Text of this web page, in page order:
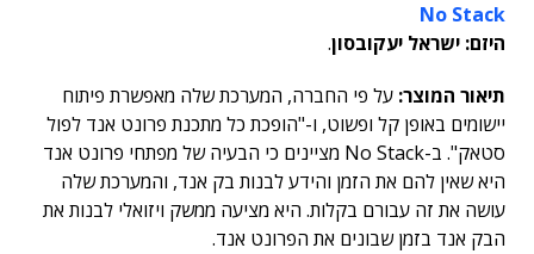
No Stack
היזם: ישראל יעקובסון.
תיאור המוצר: על פי החברה, המערכת שלה מאפשרת פיתוח
יישומים באופן קל ופשוט, ו-"הופכת כל מתכנת פרונט אנד לפול
סטאק". ב-No Stack מציינים כי הבעיה של מפתחי פרונט אנד
היא שאין להם את הזמן והידע לבנות בק אנד, והמערכת שלה
עושה את זה עבורם בקלות. היא מציעה ממשק ויזואלי לבנות את
הבק אנד בזמן שבונים את הפרונט אנד.